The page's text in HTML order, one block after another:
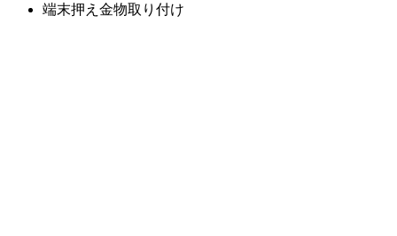
端末押え金物取り付け